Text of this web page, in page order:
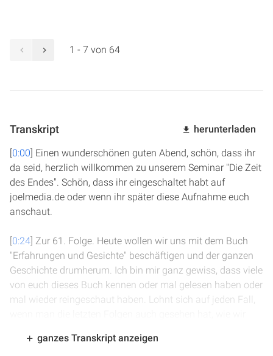
1 - 7 von 64
Transkript herunterladen
[0:00] Einen wunderschönen guten Abend, schön, dass ihr
da seid, herzlich willkommen zu unserem Seminar "Die Zeit
des Endes". Schön, dass ihr eingeschaltet habt auf
joelmedia.de oder wenn ihr später diese Aufnahme euch
anschaut.
[0:24] Zur 61. Folge. Heute wollen wir uns mit dem Buch
"Erfahrungen und Gesichte" beschäftigen und der ganzen
Geschichte drumherum. Ich bin mir ganz gewiss, dass viele
von euch dieses Buch kennen oder mal gelesen haben oder
mal wieder reingeschaut haben. Lohnt sich auf jeden Fall,
ganzes Transkript anzeigen